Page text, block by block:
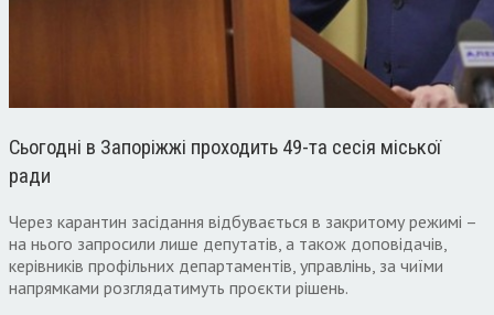
Сьогодні в Запоріжжі проходить 49-та сесія міської
ради
Через карантин засідання відбувається в закритому режимі –
на нього запросили лише депутатів, а також доповідачів,
керівників профільних департаментів, управлінь, за чиїми
напрямками розглядатимуть проєкти рішень.